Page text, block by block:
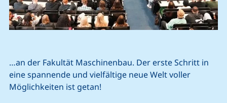
…an der Fakultät Maschinenbau. Der erste Schritt in
eine spannende und vielfältige neue Welt voller
Möglichkeiten ist getan!